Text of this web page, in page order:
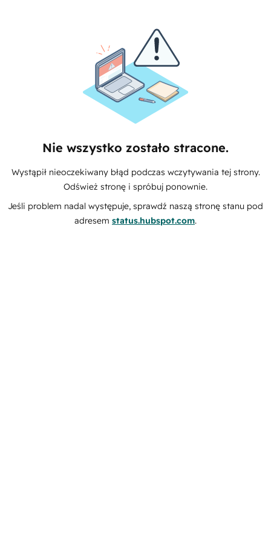
Nie wszystko zostało stracone.
Wystąpił nieoczekiwany błąd podczas wczytywania tej strony.
Odśwież stronę i spróbuj ponownie.
Jeśli problem nadal występuje, sprawdź naszą stronę stanu pod
adresem status.hubspot.com.